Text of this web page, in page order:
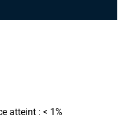
atteint : < 1%